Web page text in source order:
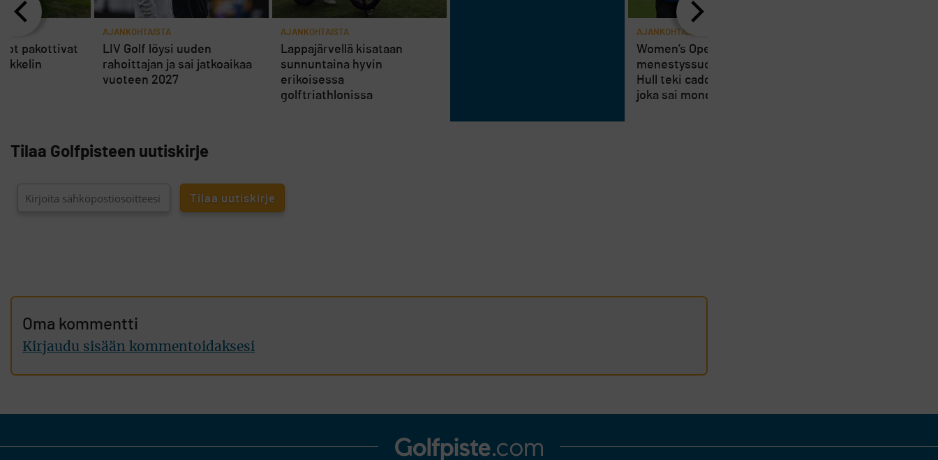
AJANKOHTAISTA
Lappajärvellä kisataan
sunnuntaina hyvin
erikoisessa
golftriathlonissa
AJANKOHTAISTA
Women’s Openin
menestyssuosikki Charley
Hull teki caddielleen pilan,
joka sai monet suuttumaan
pakottivat
AJANKOHTAISTA
LIV Golf löysi uuden
rahoittajan ja sai jatkoaikaa
vuoteen 2027
Tilaa Golfpisteen uutiskirje
Oma kommentti
Kirjaudu sisään kommentoidaksesi